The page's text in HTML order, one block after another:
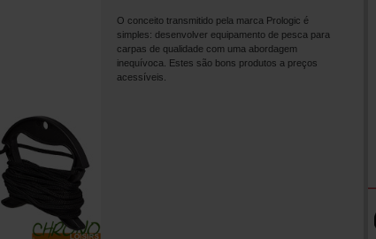
O conceito transmitido pela marca Prologic é
simples: desenvolver equipamento de pesca para
carpas de qualidade com uma abordagem
inequívoca. Estes são bons produtos a preços
acessíveis.